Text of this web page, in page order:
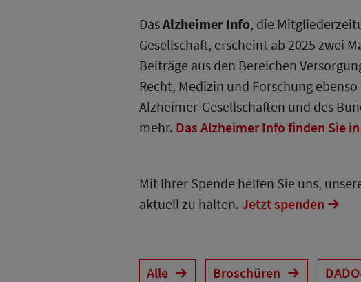
DasAlzheimer Info, die
Gesellschaft, erscheint ab 2025 zwei
Beiträge aus den Bereichen
Recht, Medizin und Forschung
Alzheimer-Gesellschaften und des
mehr. Das Alzheimer Info finden Sie
Mit Ihrer Spende helfen Sie uns,
aktuell zu halten. Jetzt spenden
Alle Broschüren